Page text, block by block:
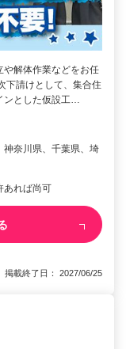
や解体作業などをお任
下請けとして、集合住
ンとした仮設工…
神奈川県、千葉県、埼
あれば尚可
載終了日： 2027/06/25